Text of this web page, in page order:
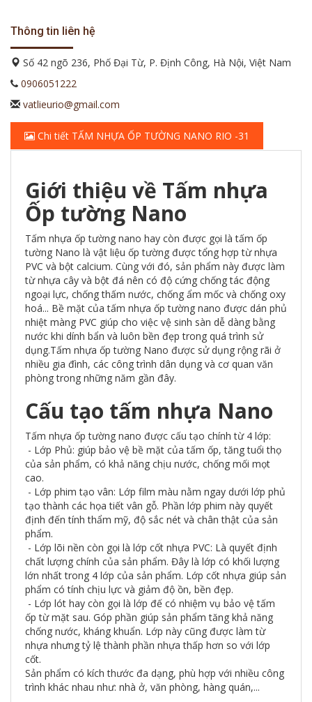
Thông tin liên hệ
Số 42 ngõ 236, Phố Đại Từ, P. Định Công, Hà Nội, Việt Nam
0906051222
vatlieurio@gmail.com
Chi tiết TẤM NHỰA ỐP TƯỜNG NANO RIO -31
Giới thiệu về Tấm nhựa
Ốp tường Nano
Tấm nhựa ốp tường nano hay còn được gọi là tấm ốp
tường Nano là vật liệu ốp tường được tổng hợp từ nhựa
PVC và bột calcium. Cùng với đó, sản phẩm này được làm
từ nhựa cây và bột đá nên có độ cứng chống tác động
ngoại lực, chống thấm nước, chống ẩm mốc và chống oxy
hoá... Bề mặt của tấm nhựa ốp tường nano được dán phủ
nhiệt màng PVC giúp cho việc vệ sinh sàn dễ dàng bằng
nước khi dính bẩn và luôn bền đẹp trong quá trình sử
dụng.Tấm nhựa ốp tường Nano được sử dụng rộng rãi ở
nhiều gia đình, các công trình dân dụng và cơ quan văn
phòng trong những năm gần đây.
Cấu tạo tấm nhựa Nano
Tấm nhựa ốp tường nano được cấu tạo chính từ 4 lớp:
- Lớp Phủ: giúp bảo vệ bề mặt của tấm ốp, tăng tuổi thọ
của sản phẩm, có khả năng chịu nước, chống mối mọt
cao.
- Lớp phim tạo vân: Lớp film màu nằm ngay dưới lớp phủ
tạo thành các họa tiết vân gỗ. Phần lớp phim này quyết
định đến tính thẩm mỹ, độ sắc nét và chân thật của sản
phẩm.
- Lớp lõi nền còn gọi là lớp cốt nhựa PVC: Là quyết định
chất lượng chính của sản phẩm. Đây là lớp có khối lượng
lớn nhất trong 4 lớp của sản phẩm. Lớp cốt nhựa giúp sản
phẩm có tính chịu lực và giảm độ ồn, bền đẹp.
- Lớp lót hay còn gọi là lớp đế có nhiệm vụ bảo vệ tấm
ốp từ mặt sau. Góp phần giúp sản phẩm tăng khả năng
chống nước, kháng khuẩn. Lớp này cũng được làm từ
nhựa nhưng tỷ lệ thành phần nhựa thấp hơn so với lớp
cốt.
Sản phẩm có kích thước đa dạng, phù hợp với nhiều công
trình khác nhau như: nhà ở, văn phòng, hàng quán,...